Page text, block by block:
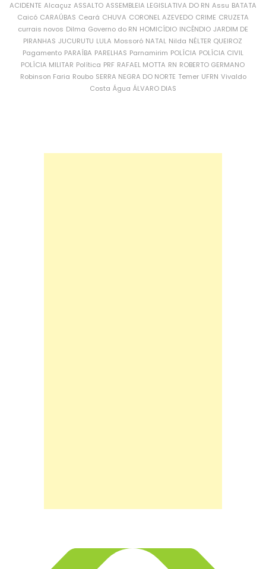
ACIDENTE Alcaçuz ASSALTO ASSEMBLEIA LEGISLATIVA DO RN Assu BATATA
Caicó CARAÚBAS Ceará CHUVA CORONEL AZEVEDO CRIME CRUZETA
currais novos Dilma Governo do RN HOMICÍDIO INCÊNDIO JARDIM DE
PIRANHAS JUCURUTU LULA Mossoró NATAL Nilda NÉLTER QUEIROZ
Pagamento PARAÍBA PARELHAS Parnamirim POLÍCIA POLÍCIA CIVIL
POLÍCIA MILITAR Política PRF RAFAEL MOTTA RN ROBERTO GERMANO
Robinson Faria Roubo SERRA NEGRA DO NORTE Temer UFRN Vivaldo
Costa Água ÁLVARO DIAS